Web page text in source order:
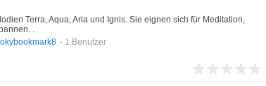
Terra, Aqua, Aria und Ignis. Sie eignen sich für Meditation,
.
- 1 Benutzer